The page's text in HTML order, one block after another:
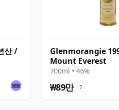
산 /
Glenmorangie
Mount Everest
700ml • 46%
₩89만 ?